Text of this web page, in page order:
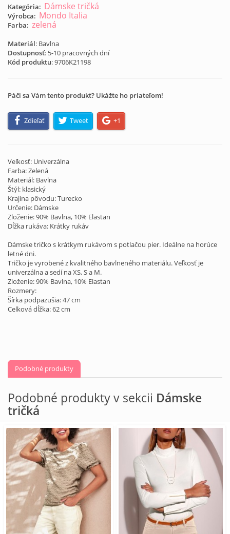
Kategória: Dámske tričká
Výrobca: Mondo Italia
Farba: zelená
Materiál: Bavlna
Dostupnosť: 5-10 pracovných dní
Kód produktu:9706K21198
Páči sa Vám tento produkt? Ukážte ho priateľom!
Zdieľať Tweet +1
Veľkosť: Univerzálna
Farba: Zelená
Materiál: Bavlna
Štýl: klasický
Krajina pôvodu: Turecko
Určenie: Dámske
Zloženie: 90% Bavlna, 10% Elastan
Dĺžka rukáva: Krátky rukáv
Dámske tričko s krátkym rukávom s potlačou pier. Ideálne na horúce
letné dni.
Tričko je vyrobené z kvalitného bavlneného materiálu. Veľkosť je
univerzálna a sedí na XS, S a M.
Zloženie: 90% Bavlna, 10% Elastan
Rozmery:
Šírka podpazušia: 47 cm
Celková dĺžka: 62 cm
Podobné produkty
Podobné produkty v sekcii Dámske
tričká